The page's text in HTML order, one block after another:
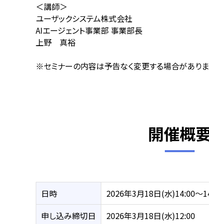
＜講師＞
ユーザックシステム株式会社
AIエージェント事業部 事業部長
上野 真裕
※セミナーの内容は予告なく変更する場合がありま
開催概
日時
2026年3月18日(水)14:00～
申し込み締切日
2026年3月18日(水)12:00